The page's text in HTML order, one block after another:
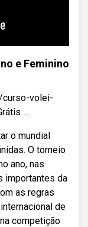
e Feminino
curso-volei-
...
o mundial
O torneio
ano, nas
importantes da
as regras
de
competição